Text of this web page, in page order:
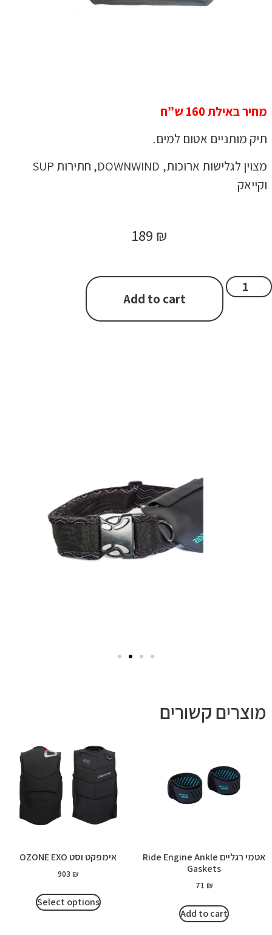
מחיר באילת 160 ש”ח
תיק מותניים אטום למים.
מצוין לגלישות ארוכות, DOWNWIND, חתירות SUP
וקייאק
189 ₪
Add to cart
מוצרים קשורים
אטמי רגליים Ride Engine Ankle
Gaskets
71 ₪
Add to cart
אימפקט וסט OZONE EXO
903 ₪
Select options